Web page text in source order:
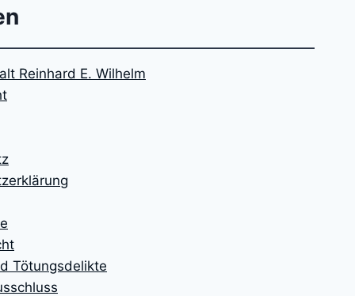
Reinhard E. Wilhelm
Tötungsdelikte